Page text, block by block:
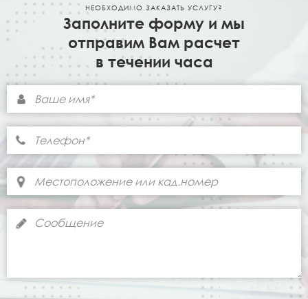
НЕОБХОДИМО ЗАКАЗАТЬ УСЛУГУ?
Заполните форму и мы
отправим Вам расчет
в течении часа